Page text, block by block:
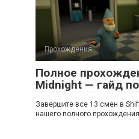
Прохождения
Полное
Midnight — гайд
Завершите все 13 смен в
нашего полного